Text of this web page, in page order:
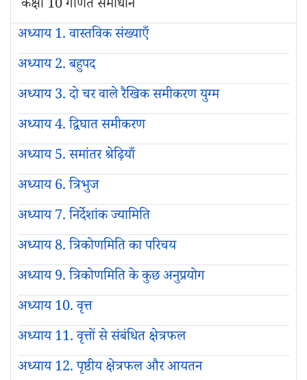
कक्षा 10 गणित समाधान
अध्याय 1. वास्तविक संख्याएँ
अध्याय 2. बहुपद
अध्याय 3. दो चर वाले रैखिक समीकरण युग्म
अध्याय 4. द्विघात समीकरण
अध्याय 5. समांतर श्रेढ़ियाँ
अध्याय 6. त्रिभुज
अध्याय 7. निर्देशांक ज्यामिति
अध्याय 8. त्रिकोणमिति का परिचय
अध्याय 9. त्रिकोणमिति के कुछ अनुप्रयोग
अध्याय 10. वृत्त
अध्याय 11. वृत्तों से संबंधित क्षेत्रफल
अध्याय 12. पृष्ठीय क्षेत्रफल और आयतन